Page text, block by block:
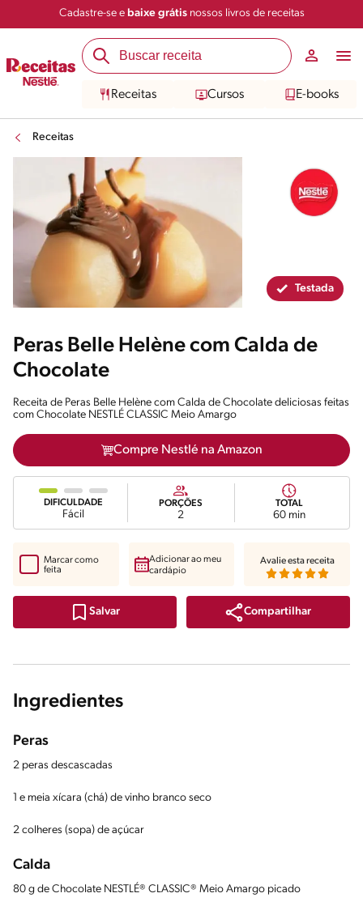
Cadastre-se e baixe grátisnossos livros de receitas
Receitas Cursos E-books
Receitas
Salvar Compartilhar
Testada
Peras Belle Helène com Calda de
Chocolate
Receita de Peras Belle Helène com Calda de Chocolate deliciosas feitas
com Chocolate NESTLÉ CLASSIC Meio Amargo
Compre Nestlé na Amazon
DIFICULDADE
Fácil
PORÇÕES
2
TOTAL
60 min
Salvar Compartilhar
Marcar como
feita
Adicionar ao meu
cardápio
Avalie esta receita
Ingredientes
Peras
2 peras descascadas
1 e meia xícara (chá) de vinho branco seco
2 colheres (sopa) de açúcar
Calda
80 g de Chocolate NESTLÉ® CLASSIC® Meio Amargo picado